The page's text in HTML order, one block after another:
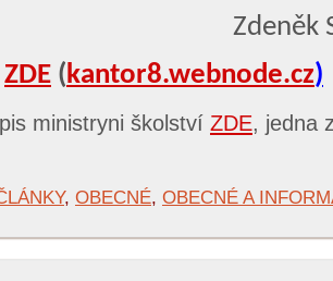
Zdeněk
ZDE (kantor8.webnode.cz)
ministryni školství ZDE, jedna
, OBECNÉ, OBECNÉ A